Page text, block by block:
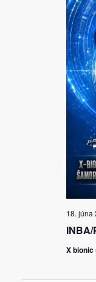
18. júna
X